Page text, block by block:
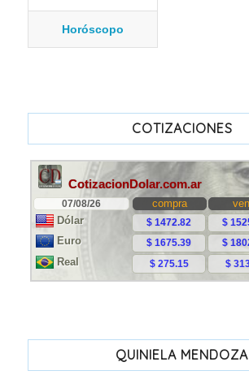
Horóscopo
COTIZACIONES
QUINIELA MENDOZA